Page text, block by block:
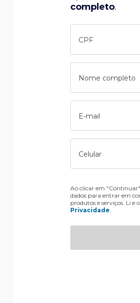
completo.
CPF
Nome completo
E-mail
Celular
Ao clicar em
dados para entrar em
produtos e serviços. Li e
Privacidade